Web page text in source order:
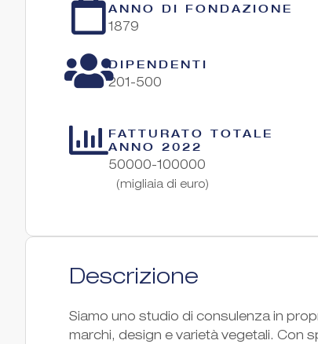
ANNO DI FONDAZIONE
1879
DIPENDENTI
201-500
FATTURATO TOTALE
ANNO 2022
50000-100000
(migliaia di euro)
Descrizione
Siamo uno studio di consulenza in
marchi, design e varietà vegetali. Con